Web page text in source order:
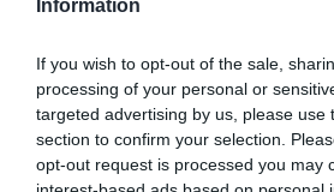
Information
If you wish to opt-out of the sale,
processing of your personal or
targeted advertising by us, please use
section to confirm your selection.
opt-out request is processed you may
fizetnisokat az átigazolási időszakban
megszorongatta a koronavírus okozta
csereüzlet felé hajolna az együttes.
“Úgy gondolom, a tervem az volt a szezon
csak tudok, hozzá járulok a csapat